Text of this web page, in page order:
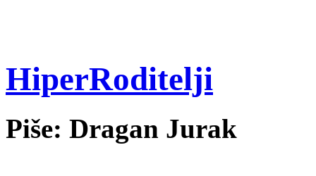
HiperRoditelji
Piše: Dragan Jurak